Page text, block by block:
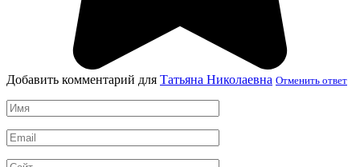
Добавить комментарий для Татьяна Николаевна Отменить ответ
Имя
*
Email
*